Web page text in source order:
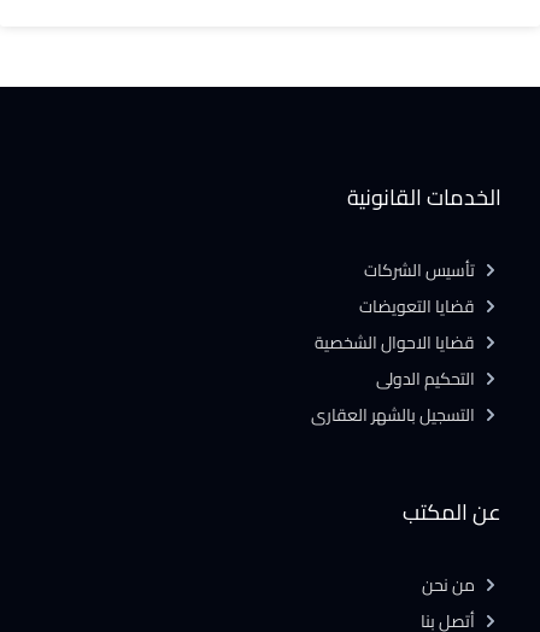
عن المكتب
من نحن
أتصل بنا
الخدمات القانونية
تأسيس الشركات
قضايا التعويضات
قضايا الاحوال الشخصية
التحكيم الدولى
التسجيل بالشهر العقارى